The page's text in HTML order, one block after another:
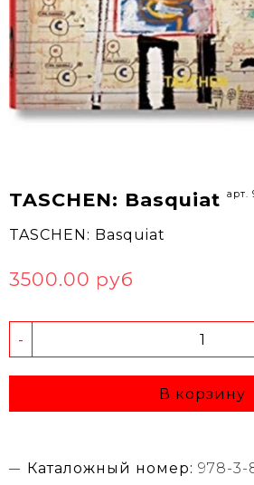
TASCHEN: Basquiat арт.
TASCHEN: Basquiat
3500.00 руб
-
В корзину
Каталожный номер: 978-3-